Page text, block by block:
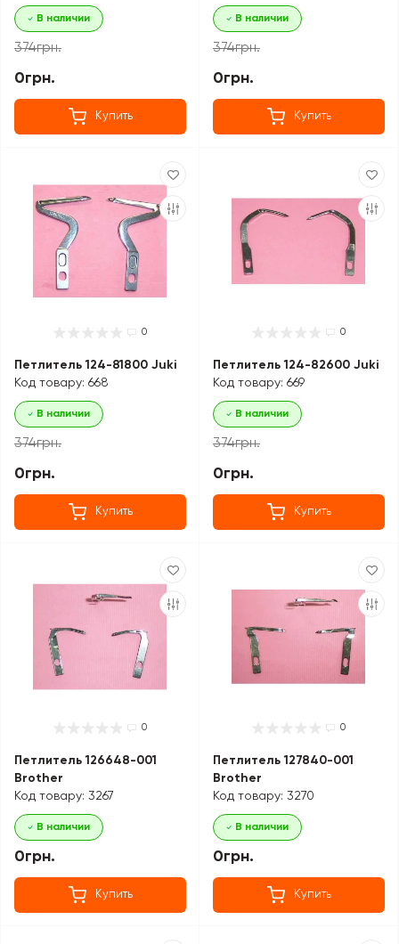
В наличии
374грн.
0грн.
Купить
В наличии
374грн.
0грн.
Купить
0
Петлитель 124-81800 Juki
Код товару: 668
В наличии
374грн.
0грн.
Купить
0
Петлитель 124-82600 Juki
Код товару: 669
В наличии
374грн.
0грн.
Купить
0
Петлитель 126648-001
Brother
Код товару: 3267
В наличии
0грн.
Купить
0
Петлитель 127840-001
Brother
Код товару: 3270
В наличии
0грн.
Купить